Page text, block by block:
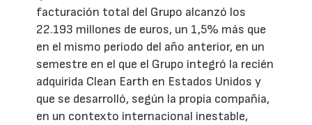
facturación total del Grupo alcanzó los
22.193 millones de euros, un 1,5% más que
en el mismo periodo del año anterior, en un
semestre en el que el Grupo integró la recién
adquirida Clean Earth en Estados Unidos y
que se desarrolló, según la propia compañía,
en un contexto internacional inestable,